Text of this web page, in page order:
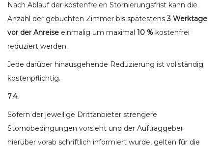
Nach Ablauf der kostenfreien Stornierungsfrist kann die
Anzahl der gebuchten Zimmer bis spätestens3 Werktage
vor der Anreise einmalig um maximal 10 % kostenfrei
reduziert werden.
Jede darüber hinausgehende Reduzierung ist vollständig
kostenpflichtig.
7.4.
Sofern der jeweilige Drittanbieter strengere
Stornobedingungen vorsieht und der Auftraggeber
hierüber vorab schriftlich informiert wurde, gelten für die